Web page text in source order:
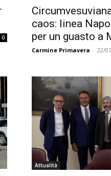
0
caos: linea
per un guasto a
Carmine Primavera - 22/
Attualità